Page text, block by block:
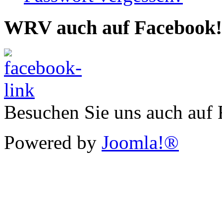
WRV auch auf Facebook!
Besuchen Sie uns auch auf
Powered by Joomla!®